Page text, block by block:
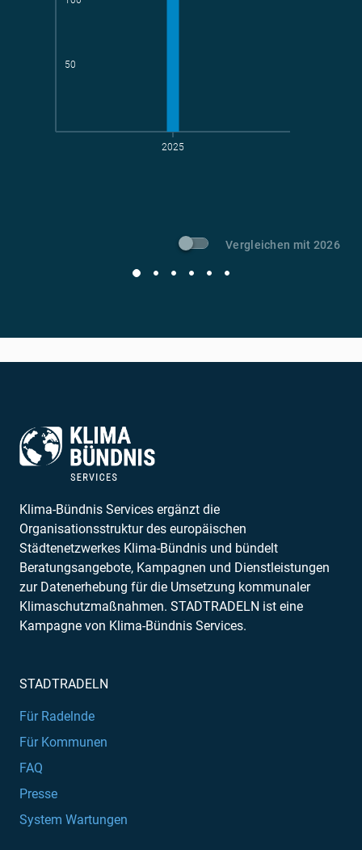
-Vermeidung
2025
50
Vergleichen mit 2026
Klima-Bündnis Services ergänzt die
Organisationsstruktur des europäischen
Städtenetzwerkes Klima-Bündnis und bündelt
Beratungsangebote, Kampagnen und Dienstleistungen
zur Datenerhebung für die Umsetzung kommunaler
Klimaschutzmaßnahmen. STADTRADELN ist eine
Kampagne von Klima-Bündnis Services.
STADTRADELN
Für Radelnde
Für Kommunen
FAQ
Presse
System Wartungen